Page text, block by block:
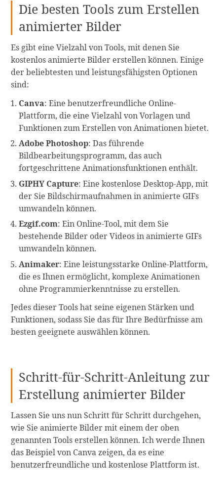
Die besten Tools zum Erstellen
animierter Bilder
Es gibt eine Vielzahl von Tools, mit denen Sie
kostenlos animierte Bilder erstellen können. Einige
der beliebtesten und leistungsfähigsten Optionen
sind:
Canva: Eine benutzerfreundliche Online-
Plattform, die eine Vielzahl von Vorlagen und
Funktionen zum Erstellen von Animationen bietet.
Adobe Photoshop: Das führende
Bildbearbeitungsprogramm, das auch
fortgeschrittene Animationsfunktionen enthält.
GIPHY Capture: Eine kostenlose Desktop-App, mit
der Sie Bildschirmaufnahmen in animierte GIFs
umwandeln können.
Ezgif.com: Ein Online-Tool, mit dem Sie
bestehende Bilder oder Videos in animierte GIFs
umwandeln können.
Animaker: Eine leistungsstarke Online-Plattform,
die es Ihnen ermöglicht, komplexe Animationen
ohne Programmierkenntnisse zu erstellen.
Jedes dieser Tools hat seine eigenen Stärken und
Funktionen, sodass Sie das für Ihre Bedürfnisse am
besten geeignete auswählen können.
Schritt-für-Schritt-Anleitung zur
Erstellung animierter Bilder
Lassen Sie uns nun Schritt für Schritt durchgehen,
wie Sie animierte Bilder mit einem der oben
genannten Tools erstellen können. Ich werde Ihnen
das Beispiel von Canva zeigen, da es eine
benutzerfreundliche und kostenlose Plattform ist.